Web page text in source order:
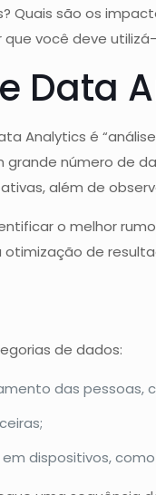
Quais são os
você deve
Data
Analytics é
grande número de
além de
o melhor
de
de dados:
das pessoas,
dispositivos,